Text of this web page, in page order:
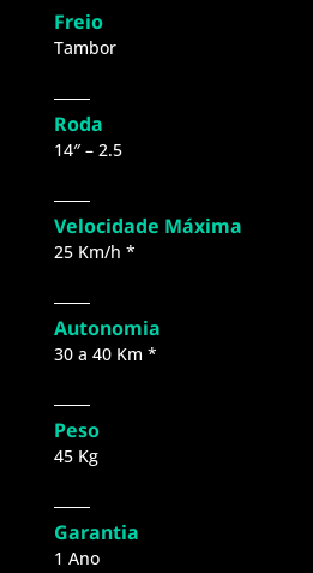
Freio
Tambor
Roda
14″ – 2.5
Velocidade Máxima
25 Km/h *​
Autonomia
30 a 40 Km *
Peso
45 Kg
Garantia
1 Ano